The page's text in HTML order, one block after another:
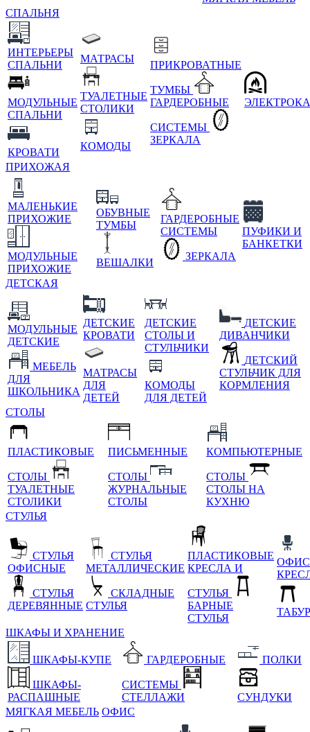
СПАЛЬНЯ
ИНТЕРЬЕРЫ
СПАЛЬНИ
МОДУЛЬНЫЕ
СПАЛЬНИ
КРОВАТИ
МАТРАСЫ
ТУАЛЕТНЫЕ
СТОЛИКИ
КОМОДЫ
ПРИКРОВАТНЫЕ
ТУМБЫ
ГАРДЕРОБНЫЕ
СИСТЕМЫ
ЗЕРКАЛА
ПРИХОЖАЯ
МАЛЕНЬКИЕ
ПРИХОЖИЕ
МОДУЛЬНЫЕ
ПРИХОЖИЕ
ОБУВНЫЕ
ТУМБЫ
ВЕШАЛКИ
ГАРДЕРОБНЫЕ
СИСТЕМЫ
ЗЕРКАЛА
ПУФИКИ И
БАНКЕТКИ
ДЕТСКАЯ
МОДУЛЬНЫЕ
ДЕТСКИЕ
МЕБЕЛЬ
ДЛЯ
ШКОЛЬНИКА
ДЕТСКИЕ
КРОВАТИ
МАТРАСЫ
ДЛЯ
ДЕТЕЙ
ДЕТСКИЕ
СТОЛЫ И
СТУЛЬЧИКИ
КОМОДЫ
ДЛЯ ДЕТЕЙ
ДЕТСКИЕ
ДИВАНЧИКИ
ДЕТСКИЙ
СТУЛЬЧИК ДЛЯ
КОРМЛЕНИЯ
СТОЛЫ
ПЛАСТИКОВЫЕ
СТОЛЫ
ТУАЛЕТНЫЕ
СТОЛИКИ
ПИСЬМЕННЫЕ
СТОЛЫ
ЖУРНАЛЬНЫЕ
СТОЛЫ
КОМПЬЮТЕРНЫЕ
СТОЛЫ
СТОЛЫ НА
КУХНЮ
СТУЛЬЯ
СТУЛЬЯ
ОФИСНЫЕ
СТУЛЬЯ
ДЕРЕВЯННЫЕ
СТУЛЬЯ
МЕТАЛЛИЧЕСКИЕ
СКЛАДНЫЕ
СТУЛЬЯ
ПЛАСТИКОВЫЕ
КРЕСЛА И
СТУЛЬЯ
БАРНЫЕ
СТУЛЬЯ
ШКАФЫ И ХРАНЕНИЕ
ШКАФЫ-КУПЕ
ШКАФЫ-
РАСПАШНЫЕ
ГАРДЕРОБНЫЕ
СИСТЕМЫ
СТЕЛЛАЖИ
ПОЛКИ
СУНДУКИ
МЯГКАЯ МЕБЕЛЬ ОФИС